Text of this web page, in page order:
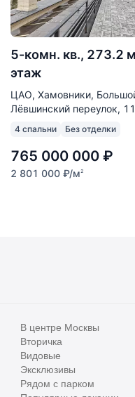
5-комн. кв., 273.2
этаж
ЦАО, Хамовники,
Лёвшинский переулок, 11
4 спальни Без отделки
765 000 000 ₽
2 801 000 ₽/м2
В центре Москвы
Вторичка
Видовые
Эксклюзивы
Рядом с парком